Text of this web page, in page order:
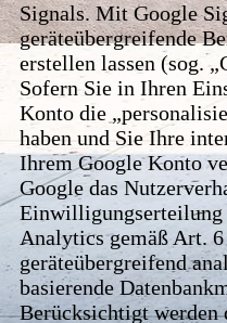
Signals. Mit Google
geräteübergreifende
erstellen lassen (sog.
Sofern Sie in Ihren
Konto die
haben und Sie Ihre
Ihrem Google Konto
Google das
Einwilligungserteilung
Analytics gemäß Art.
geräteübergreifend
basierende
Berücksichtigt werden